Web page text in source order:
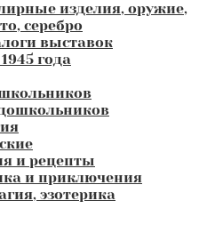
изделия, оружие,
серебро
выставок
года
и рецепты
и приключения
эзотерика